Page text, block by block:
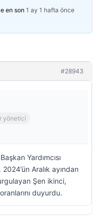
en son 1 ay 1 hafta önce
#28943
yönetici
Yardımcısı
Aralık ayından
Şen ikinci,
duyurdu.